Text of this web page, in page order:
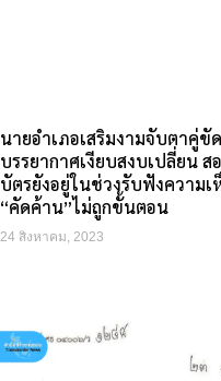
นายอำเภอเสริมงามจับตาคู่ขั
บรรยากาศเงียบสงบเปลี่ยน
บัตรยังอยู่ในช่วงรับฟังความเ
“คัดค้าน”ไม่ถูกขั้นตอน
24 สิงหาคม, 2023